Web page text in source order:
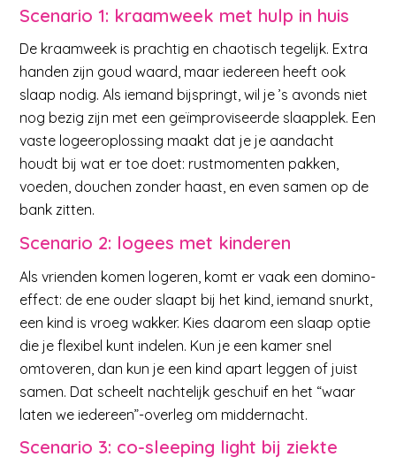
Scenario 1: kraamweek met hulp in huis
De kraamweek is prachtig en chaotisch tegelijk. Extra
handen zijn goud waard, maar iedereen heeft ook
slaap nodig. Als iemand bijspringt, wil je ’s avonds niet
nog bezig zijn met een geïmproviseerde slaapplek. Een
vaste logeeroplossing maakt dat je je aandacht
houdt bij wat er toe doet: rustmomenten pakken,
voeden, douchen zonder haast, en even samen op de
bank zitten.
Scenario 2: logees met kinderen
Als vrienden komen logeren, komt er vaak een domino-
effect: de ene ouder slaapt bij het kind, iemand snurkt,
een kind is vroeg wakker. Kies daarom een slaap optie
die je flexibel kunt indelen. Kun je een kamer snel
omtoveren, dan kun je een kind apart leggen of juist
samen. Dat scheelt nachtelijk geschuif en het “waar
laten we iedereen”-overleg om middernacht.
Scenario 3: co-sleeping light bij ziekte